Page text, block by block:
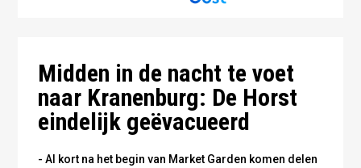
Midden in de nacht te voet
naar Kranenburg: De Horst
eindelijk geëvacueerd
- Al kort na het begin van Market Garden komen delen